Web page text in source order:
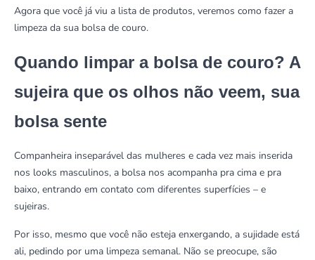
Agora que você já viu a lista de produtos, veremos como fazer a
limpeza da sua bolsa de couro.
Quando limpar a bolsa de couro? A
sujeira que os olhos não veem, sua
bolsa sente
Companheira inseparável das mulheres e cada vez mais inserida
nos looks masculinos, a bolsa nos acompanha pra cima e pra
baixo, entrando em contato com diferentes superfícies – e
sujeiras.
Por isso, mesmo que você não esteja enxergando, a sujidade está
ali, pedindo por uma limpeza semanal. Não se preocupe, são